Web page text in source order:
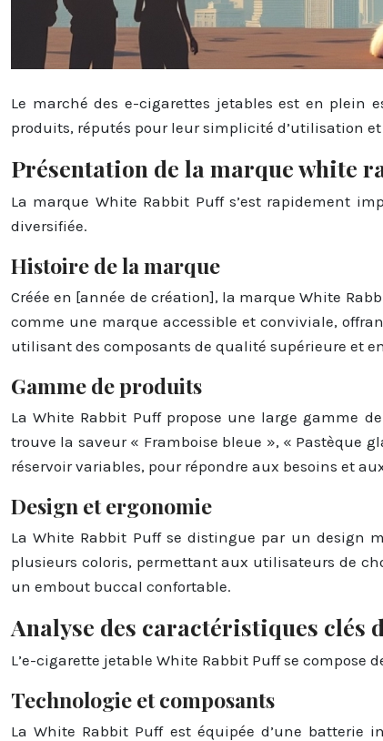
Le marché des e-cigarettes jetables est en plein
produits, réputés pour leur simplicité d’utilisation
Présentation de la marque white
La marque White Rabbit Puff s’est rapidement
diversifiée.
Histoire de la marque
Créée en [année de création], la marque White
comme une marque accessible et conviviale,
utilisant des composants de qualité supérieure et
Gamme de produits
La White Rabbit Puff propose une large gamme
trouve la saveur « Framboise bleue », « Pastèque
réservoir variables, pour répondre aux besoins et
Design et ergonomie
La White Rabbit Puff se distingue par un design
plusieurs coloris, permettant aux utilisateurs de
un embout buccal confortable.
Analyse des caractéristiques clés
L’e-cigarette jetable White Rabbit Puff se
Technologie et composants
La White Rabbit Puff est équipée d’une batterie